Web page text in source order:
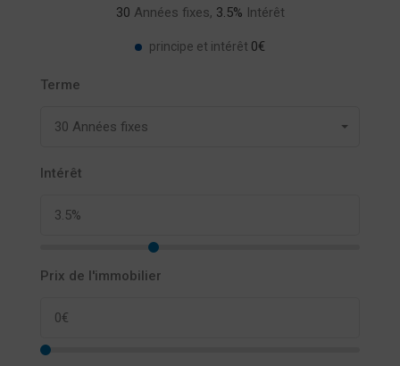
30 Années fixes, 3.5% Intérêt
principe et intérêt 0€
Terme
30 Années fixes
Intérêt
Prix de l'immobilier